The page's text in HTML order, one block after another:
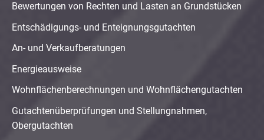
Bewertungen von Rechten und Lasten an Grundstücken
Entschädigungs- und Enteignungsgutachten
An- und Verkaufberatungen
Energieausweise
Wohnflächenberechnungen und Wohnflächengutachten
Gutachtenüberprüfungen und Stellungnahmen,
Obergutachten